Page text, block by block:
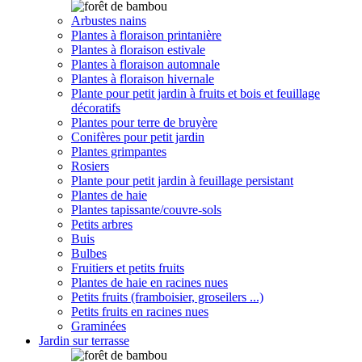
Arbustes nains
Plantes à floraison printanière
Plantes à floraison estivale
Plantes à floraison automnale
Plantes à floraison hivernale
Plante pour petit jardin à fruits et bois et feuillage
décoratifs
Plantes pour terre de bruyère
Conifères pour petit jardin
Plantes grimpantes
Rosiers
Plante pour petit jardin à feuillage persistant
Plantes de haie
Plantes tapissante/couvre-sols
Petits arbres
Buis
Bulbes
Fruitiers et petits fruits
Plantes de haie en racines nues
Petits fruits (framboisier, groseilers ...)
Petits fruits en racines nues
Graminées
Jardin sur terrasse